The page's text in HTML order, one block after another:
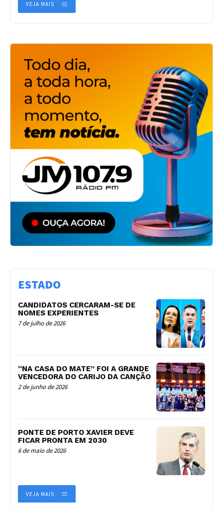
VEJA MAIS
ESTADO
CANDIDATOS CERCARAM-SE DE
NOMES EXPERIENTES
7 de julho de 2026
“NA CASA DO MATE” FOI A GRANDE
VENCEDORA DO CARIJO DA CANÇÃO
2 de junho de 2026
PONTE DE PORTO XAVIER DEVE
FICAR PRONTA EM 2030
6 de maio de 2026
VEJA MAIS